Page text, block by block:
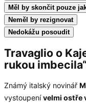
Měl by skončit pouze
Neměl by rezignovat
Nedokážu posoudit
Travaglio o
rukou
Známý italský novinář
vystoupenívelmi ostře